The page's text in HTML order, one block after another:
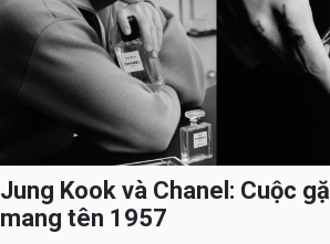
Jung Kook và Chanel: Cuộc
mang tên 1957